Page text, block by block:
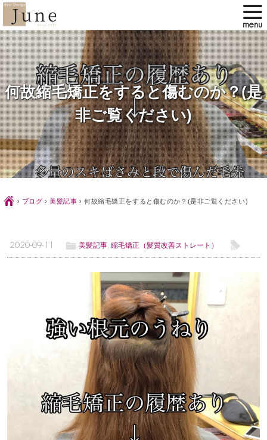
何故縮毛矯正をすると傷むのか？(是
非ご覧ください)
Ç › ブログ ›美髪記事 ›何故縮毛矯正をすると傷むのか？(是非ご覧ください)
2020-09-11 ë 美髪記事, 縮毛矯正（髪質改善ストレート） l